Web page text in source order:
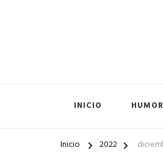
INICIO
Inicio 2022